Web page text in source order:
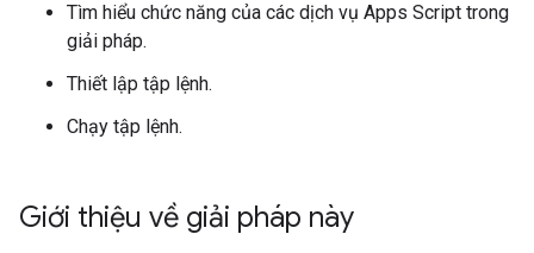
Tìm hiểu chức năng của các dịch vụ Apps Script trong
giải pháp.
Thiết lập tập lệnh.
Chạy tập lệnh.
Giới thiệu về giải pháp này